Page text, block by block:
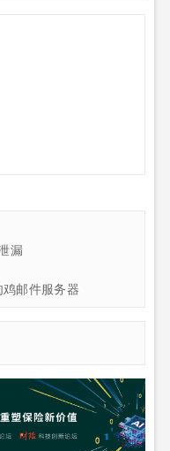
漏
邮件服务器